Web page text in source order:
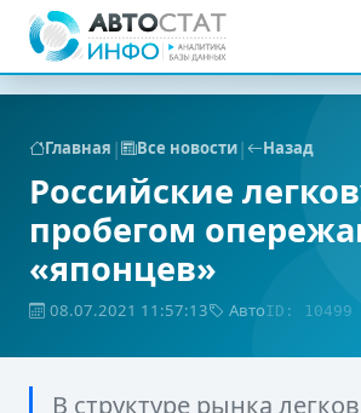
Главная | Все новости| Назад
Российские
пробегом
«японцев»
08.07.2021 11:57:13 АвтоID: 10499
В структуре рынка